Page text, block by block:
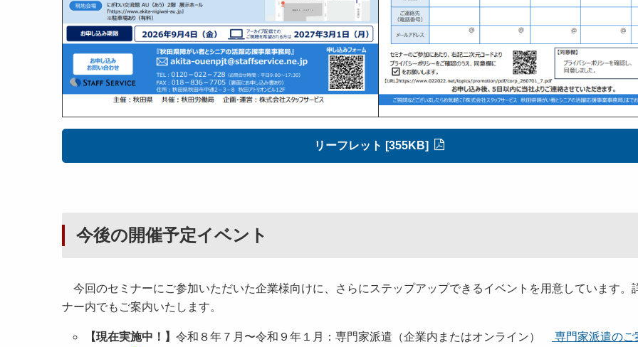
リーフレット [355KB]
今後の開催予定イベント
今回のセミナーにご参加いただいた企業様向けに、さらにステップアップできるイベントを用意しています。
ナー内でもご案内いたします。
【現在実施中！】 令和８年７月〜令和９年１月：専門家派遣（企業内またはオンライン）
専門家派遣のご